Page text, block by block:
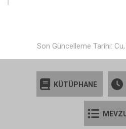
Son Güncelleme Tarihi:
KÜTÜPHANE